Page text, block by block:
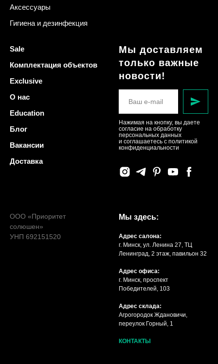
Аксессуары
Гигиена и дезинфекция
Sale
Комплектация объектов
Exclusive
О нас
Education
Блог
Вакансии
Доставка
Мы доставляем
только важные
новости!
Нажимая на кнопку, вы даете
согласие на обработку
персональных данных
и соглашаетесь c политикой
конфиденциальности
ООО «Приоритет
солюшен»
УНП 692151520
Мы здесь:
Адрес салона:
г. Минск, ул. Ленина 27, ТЦ
Ленинград, 2 этаж, павильон 32
Адрес офиса:
г. Минск, проспект
Победителей, 103
Адрес склада:
Агрогородок Ждановичи,
переулок Горный, 1
КОНТАКТЫ